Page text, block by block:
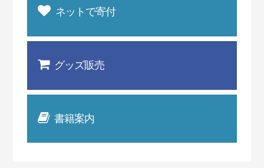
ネットで寄付
グッズ販売
書籍案内